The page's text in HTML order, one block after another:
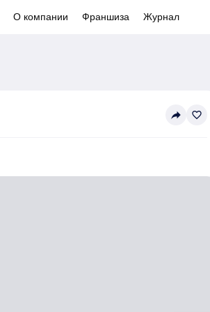
О компании Франшиза Журнал
reply favorite_border